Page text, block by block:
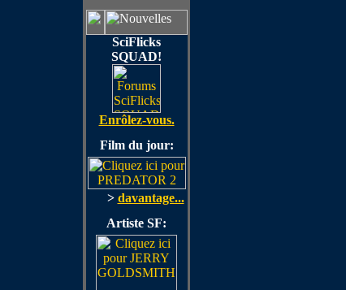
SciFlicks
SQUAD!
Enrôlez-vous.
Film du jour:
> davantage...
Artiste SF: